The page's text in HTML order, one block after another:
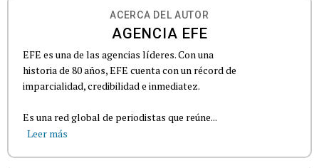
ACERCA DEL AUTOR
AGENCIA EFE
EFE es una de las agencias líderes. Con una
historia de 80 años, EFE cuenta con un récord de
imparcialidad, credibilidad e inmediatez.
Es una red global de periodistas que reúne...
Leer más